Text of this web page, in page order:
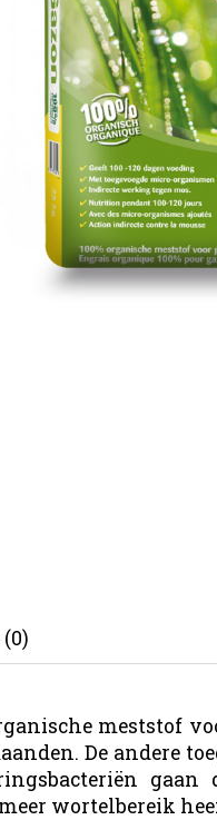
meststof
De andere
wortelbereik